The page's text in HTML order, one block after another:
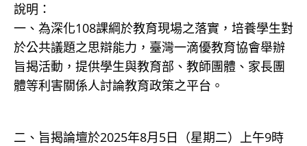
說明：
一、為深化108課綱於教育現場之落實，培養學生對
於公共議題之思辯能力，臺灣一滴優教育協會舉辦
旨揭活動，提供學生與教育部、教師團體、家長團
體等利害關係人討論教育政策之平台。
二、旨揭論壇於2025年8月5日（星期二）上午9時